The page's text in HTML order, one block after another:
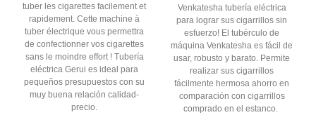
tuber les cigarettes facilement et
rapidement. Cette machine à
tuber électrique vous permettra
de confectionner vos cigarettes
sans le moindre effort ! Tubería
eléctrica Gerui es ideal para
pequeños presupuestos con su
muy buena relación calidad-
precio.
Venkatesha tubería eléctrica
para lograr sus cigarrillos sin
esfuerzo! El tubérculo de
máquina Venkatesha es fácil de
usar, robusto y barato. Permite
realizar sus cigarrillos
fácilmente hermosa ahorro en
comparación con cigarrillos
comprado en el estanco.